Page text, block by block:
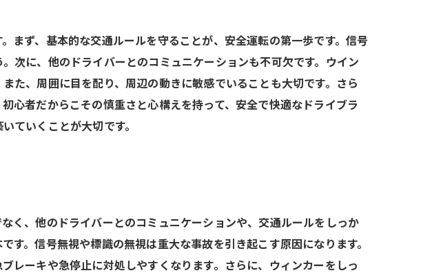
まず、基本的な交通ルールを守ることが、安全運転の第一歩です。信号
次に、他のドライバーとのコミュニケーションも不可欠です。ウイン
た、周囲に目を配り、周辺の動きに敏感でいることも大切です。さら
心者だからこその慎重さと心構えを持って、安全で快適なドライブラ
ていくことが大切です。
く、他のドライバーとのコミュニケーションや、交通ルールをしっか
。信号無視や標識の無視は重大な事故を引き起こす原因になります。
レーキや急停止に対処しやすくなります。さらに、ウィンカーをしっ